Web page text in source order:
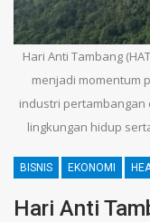
Hari Anti Tambang
menjadi momentum
industri
lingkungan hidup
BISNIS EKONOMI
Hari Anti